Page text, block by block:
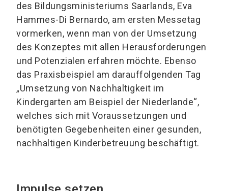
des Bildungsministeriums Saarlands, Eva
Hammes-Di Bernardo, am ersten Messetag
vormerken, wenn man von der Umsetzung
des Konzeptes mit allen Herausforderungen
und Potenzialen erfahren möchte. Ebenso
das Praxisbeispiel am darauffolgenden Tag
„Umsetzung von Nachhaltigkeit im
Kindergarten am Beispiel der Niederlande“,
welches sich mit Voraussetzungen und
benötigten Gegebenheiten einer gesunden,
nachhaltigen Kinderbetreuung beschäftigt.